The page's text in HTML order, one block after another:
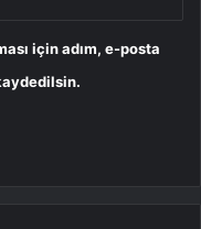
için adım, e-posta